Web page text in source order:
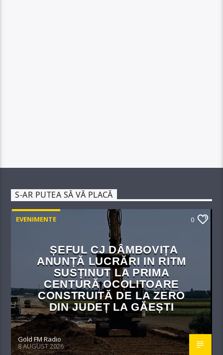
S-AR PUTEA SĂ VĂ PLACĂ
EVENIMENTE 0
ȘEFUL CJ DÂMBOVIȚA
ANUNȚĂ LUCRĂRI IN RITM
SUSȚINUT LA PRIMA
CENTURĂ OCOLITOARE
CONSTRUITĂ DE LA ZERO
DIN JUDEȚ LA GĂEȘTI
Gold FM Radio
8 AUGUST 2026